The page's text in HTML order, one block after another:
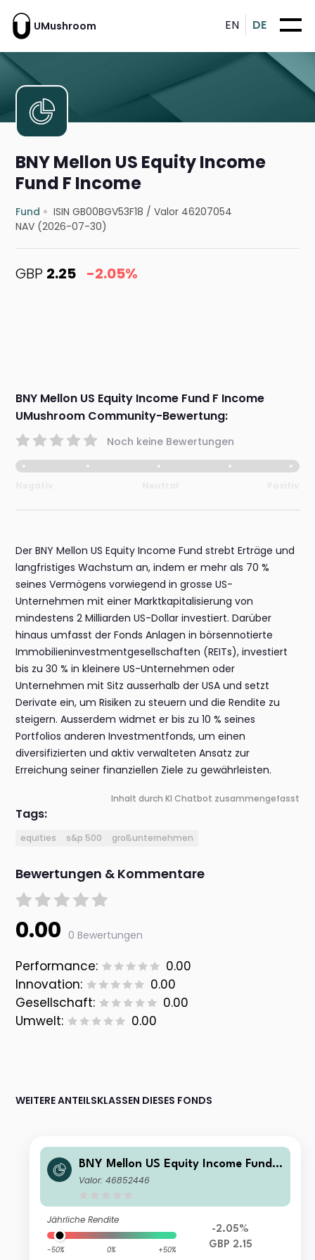
UMushroom EN DE
BNY Mellon US Equity Income
Fund F Income
Fund ISIN GB00BGV53F18 /Valor 46207054
NAV (2026-07-30)
GBP 2.25 -2.05%
BNY Mellon US Equity Income Fund F Income
UMushroom Community-Bewertung:
Noch keine Bewertungen
Der BNY Mellon US Equity Income Fund strebt Erträge und
langfristiges Wachstum an, indem er mehr als 70 %
seines Vermögens vorwiegend in grosse US-
Unternehmen mit einer Marktkapitalisierung von
mindestens 2 Milliarden US-Dollar investiert. Darüber
hinaus umfasst der Fonds Anlagen in börsennotierte
Immobilieninvestmentgesellschaften (REITs), investiert
bis zu 30 % in kleinere US-Unternehmen oder
Unternehmen mit Sitz ausserhalb der USA und setzt
Derivate ein, um Risiken zu steuern und die Rendite zu
steigern. Ausserdem widmet er bis zu 10 % seines
Portfolios anderen Investmentfonds, um einen
diversifizierten und aktiv verwalteten Ansatz zur
Erreichung seiner finanziellen Ziele zu gewährleisten.
Inhalt durch KI Chatbot zusammengefasst
Tags:
equities s&p 500 großunternehmen
Bewertungen & Kommentare
0.00 0 Bewertungen
Performance:
0.00
Innovation:
0.00
Gesellschaft:
0.00
Umwelt:
0.00
WEITERE ANTEILSKLASSEN DIESES FONDS
BNY Mellon US Equity Income Fund I
nstitutional W Income
Valor: 46852446
Jährliche Rendite
-50% 0% +50%
-2.05%
GBP 2.15